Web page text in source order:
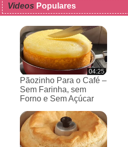
Videos Populares
04:25
Pãozinho Para o Café –
Sem Farinha, sem
Forno e Sem Açúcar